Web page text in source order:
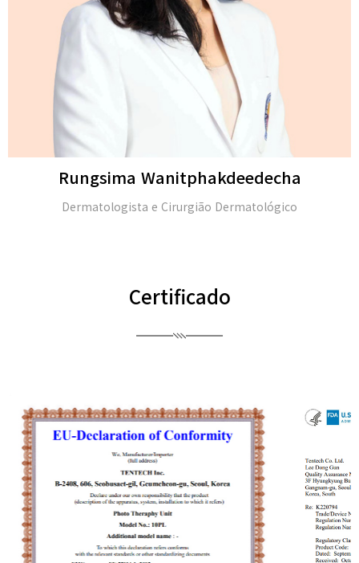
Michael H. Gold
M.D. e membro da Academia Americana de
Certificado